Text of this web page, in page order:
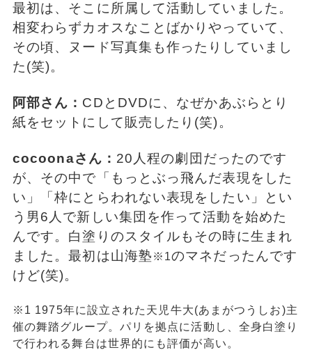
最初は、そこに所属して活動していました。
相変わらずカオスなことばかりやっていて、
その頃、ヌード写真集も作ったりしていまし
た(笑)。
阿部さん： CDとDVDに、なぜかあぶらとり
紙をセットにして販売したり(笑)。
cocoonaさん： 20人程の劇団だったのです
が、その中で「もっとぶっ飛んだ表現をした
い」「枠にとらわれない表現をしたい」とい
う男6人で新しい集団を作って活動を始めた
んです。白塗りのスタイルもその時に生まれ
ました。最初は山海塾 ※1のマネだったんです
けど(笑)。
※1 1975年に設立された天児牛大(あまがつうしお)主
催の舞踏グループ。パリを拠点に活動し、全身白塗り
で行われる舞台は世界的にも評価が高い。